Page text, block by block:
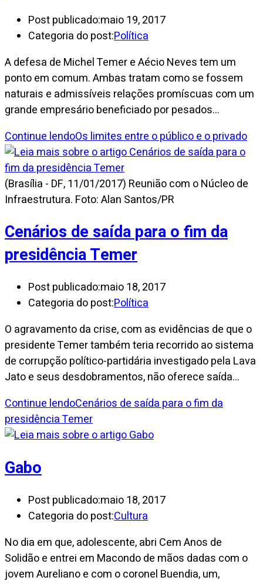
Post publicado:maio 19, 2017
Categoria do post:Política
A defesa de Michel Temer e Aécio Neves tem um
ponto em comum. Ambas tratam como se fossem
naturais e admissíveis relações promíscuas com um
grande empresário beneficiado por pesados…
Continue lendoOs limites entre o público e o privado
(Brasília - DF, 11/01/2017) Reunião com o Núcleo de
Infraestrutura. Foto: Alan Santos/PR
Cenários de saída para o fim da
presidência Temer
Post publicado:maio 18, 2017
Categoria do post:Política
O agravamento da crise, com as evidências de que o
presidente Temer também teria recorrido ao sistema
de corrupção político-partidária investigado pela Lava
Jato e seus desdobramentos, não oferece saída…
Continue lendoCenários de saída para o fim da
presidência Temer
Gabo
Post publicado:maio 18, 2017
Categoria do post:Cultura
No dia em que, adolescente, abri Cem Anos de
Solidão e entrei em Macondo de mãos dadas com o
jovem Aureliano e com o coronel Buendia, um,